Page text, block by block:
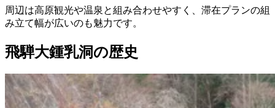
周辺は高原観光や温泉と組み合わせやすく、滞在プランの組
み立て幅が広いのも魅力です。
飛騨大鍾乳洞の歴史